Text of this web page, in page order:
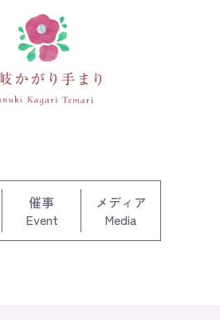
催事
Event
メディア
Media